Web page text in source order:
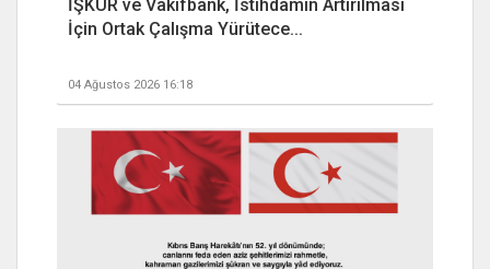
İŞKUR ve Vakıfbank, İstihdamın Artırılması
İçin Ortak Çalışma Yürütece...
04 Ağustos 2026 16:18